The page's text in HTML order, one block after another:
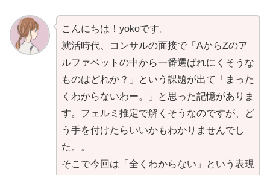
こんにちは！yokoです。
就活時代、コンサルの面接で「AからZのア
ルファベットの中から一番選ばれにくそうな
ものはどれか？」という課題が出て「まった
くわからないわー。」と思った記憶がありま
す。フェルミ推定で解くそうなのですが、ど
う手を付けたらいいかもわかりませんでし
た。。
そこで今回は「全くわからない」という表現